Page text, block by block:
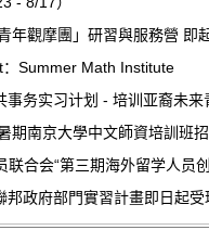
年觀摩團」研習與服務營 即
Summer Math Institute
务实习计划 - 培训亚裔未来
期南京大學中文師資培訓班
联合会“第三期海外留学人员
政府部門實習計畫即日起受